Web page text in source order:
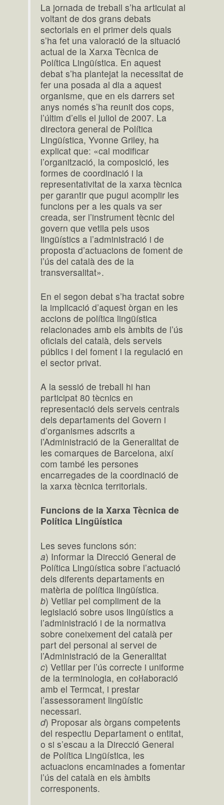
La jornada de treball s’ha articulat al
voltant de dos grans debats
sectorials en el primer dels quals
s’ha fet una valoració de la situació
actual de la Xarxa Tècnica de
Política Lingüística. En aquest
debat s’ha plantejat la necessitat de
fer una posada al dia a aquest
organisme, que en els darrers set
anys només s’ha reunit dos cops,
l’últim d’ells el juliol de 2007. La
directora general de Política
Lingüística, Yvonne Griley, ha
explicat que: «cal modificar
l’organització, la composició, les
formes de coordinació i la
representativitat de la xarxa tècnica
per garantir que pugui acomplir les
funcions per a les quals va ser
creada, ser l’instrument tècnic del
govern que vetlla pels usos
lingüístics a l’administració i de
proposta d’actuacions de foment de
l’ús del català des de la
transversalitat».
En el segon debat s’ha tractat sobre
la implicació d’aquest òrgan en les
accions de política lingüística
relacionades amb els àmbits de l’ús
oficials del català, dels serveis
públics i del foment i la regulació en
el sector privat.
A la sessió de treball hi han
participat 80 tècnics en
representació dels serveis centrals
dels departaments del Govern i
d’organismes adscrits a
l’Administració de la Generalitat de
les comarques de Barcelona, així
com també les persones
encarregades de la coordinació de
la xarxa tècnica territorials.
Funcions de la Xarxa Tècnica de
Política Lingüística
Les seves funcions són:
a) Informar la Direcció General de
Política Lingüística sobre l’actuació
dels diferents departaments en
matèria de política lingüística.
b) Vetllar pel compliment de la
legislació sobre usos lingüístics a
l’administració i de la normativa
sobre coneixement del català per
part del personal al servei de
l’Administració de la Generalitat
c) Vetllar per l’ús correcte i uniforme
de la terminologia, en coŀlaboració
amb el Termcat, i prestar
l’assessorament lingüístic
necessari.
d) Proposar als òrgans competents
del respectiu Departament o entitat,
o si s’escau a la Direcció General
de Política Lingüística, les
actuacions encaminades a fomentar
l’ús del català en els àmbits
corresponents.